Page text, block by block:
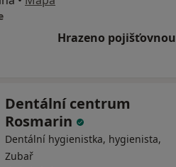
Hrazeno pojišťovnou
Dentální centrum
Rosmarin
Dentální hygienistka, hygienista,
Zubař